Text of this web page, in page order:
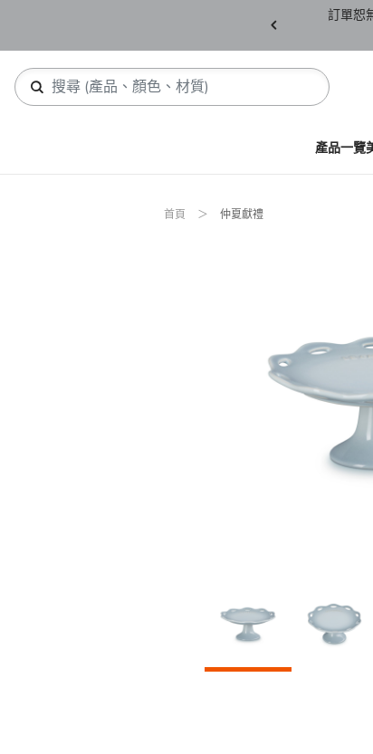
訂單恕
產品一覽
首頁 仲夏獻禮